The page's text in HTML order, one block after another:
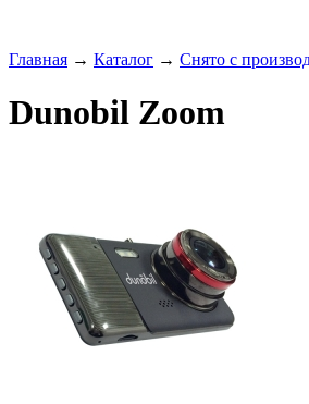
Главная → Каталог → Снято с
Dunobil Zoom